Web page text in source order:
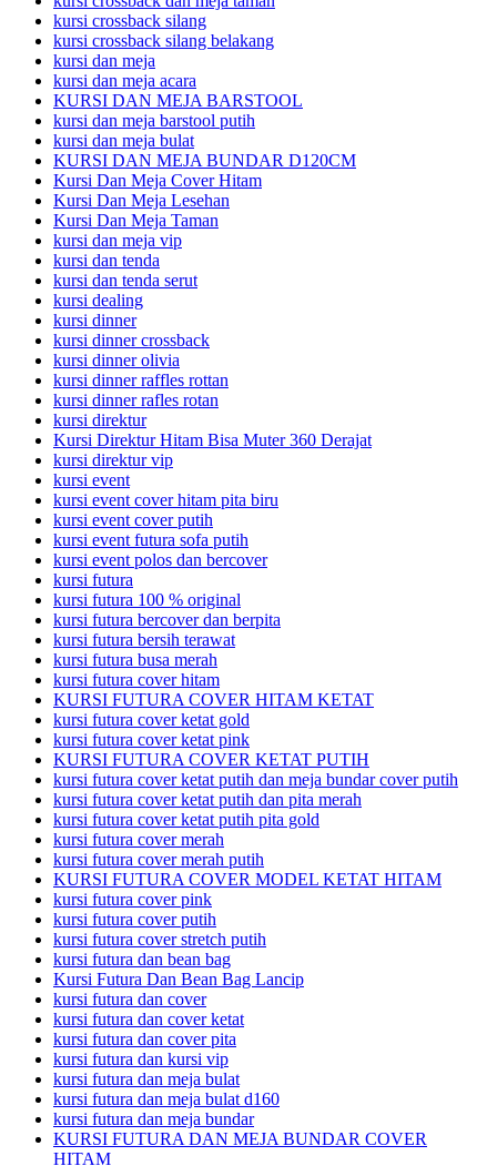
kursi crossback silang
kursi crossback silang belakang
kursi dan meja
kursi dan meja acara
KURSI DAN MEJA BARSTOOL
kursi dan meja barstool putih
kursi dan meja bulat
KURSI DAN MEJA BUNDAR D120CM
Kursi Dan Meja Cover Hitam
Kursi Dan Meja Lesehan
Kursi Dan Meja Taman
kursi dan meja vip
kursi dan tenda
kursi dan tenda serut
kursi dealing
kursi dinner
kursi dinner crossback
kursi dinner olivia
kursi dinner raffles rottan
kursi dinner rafles rotan
kursi direktur
Kursi Direktur Hitam Bisa Muter 360 Derajat
kursi direktur vip
kursi event
kursi event cover hitam pita biru
kursi event cover putih
kursi event futura sofa putih
kursi event polos dan bercover
kursi futura
kursi futura 100 % original
kursi futura bercover dan berpita
kursi futura bersih terawat
kursi futura busa merah
kursi futura cover hitam
KURSI FUTURA COVER HITAM KETAT
kursi futura cover ketat gold
kursi futura cover ketat pink
KURSI FUTURA COVER KETAT PUTIH
kursi futura cover ketat putih dan meja bundar cover putih
kursi futura cover ketat putih dan pita merah
kursi futura cover ketat putih pita gold
kursi futura cover merah
kursi futura cover merah putih
KURSI FUTURA COVER MODEL KETAT HITAM
kursi futura cover pink
kursi futura cover putih
kursi futura cover stretch putih
kursi futura dan bean bag
Kursi Futura Dan Bean Bag Lancip
kursi futura dan cover
kursi futura dan cover ketat
kursi futura dan cover pita
kursi futura dan kursi vip
kursi futura dan meja bulat
kursi futura dan meja bulat d160
kursi futura dan meja bundar
KURSI FUTURA DAN MEJA BUNDAR COVER
HITAM